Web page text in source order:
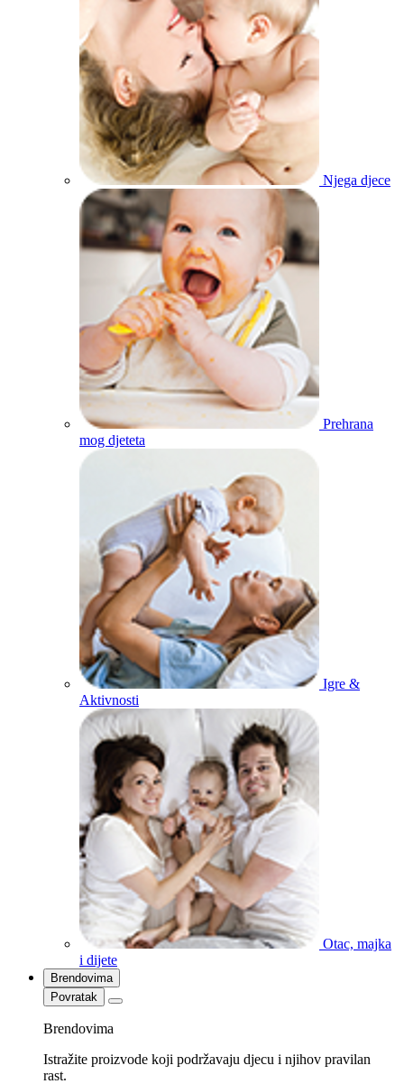
Njega djece
Prehrana
mog djeteta
Igre &
Aktivnosti
Otac, majka
i dijete
Brendovima
Povratak
Brendovima
Istražite proizvode koji podržavaju djecu i njihov pravilan
rast.